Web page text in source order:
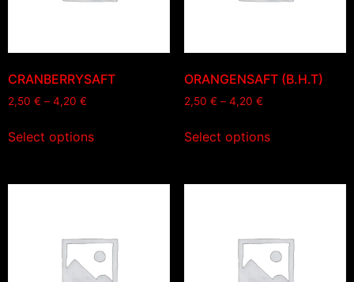
CRANBERRYSAFT
2,50 € – 4,20 €
Select options
ORANGENSAFT (B.H.T)
2,50 € – 4,20 €
Select options